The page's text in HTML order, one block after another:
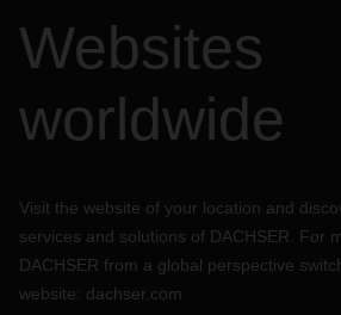
Websites
worldwide
Visit the website of your location and
services and solutions of DACHSER. For
DACHSER from a global perspective
website: dachser.com